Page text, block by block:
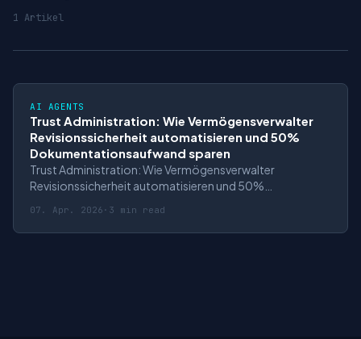
1 Artikel
AI AGENTS
Trust Administration: Wie Vermögensverwalter
Revisionssicherheit automatisieren und 50%
Dokumentationsaufwand sparen
Trust Administration: Wie Vermögensverwalter
Revisionssicherheit automatisieren und 50%
Jede Vertragänderung. Jede Gebühr. Alles
07. Apr. 2026 · 3 min read